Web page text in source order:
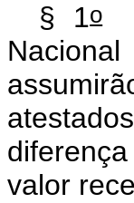
§ 1o
valor